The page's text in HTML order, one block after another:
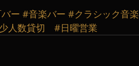
ー #音楽バー #クラシック音楽
人数貸切 #日曜営業